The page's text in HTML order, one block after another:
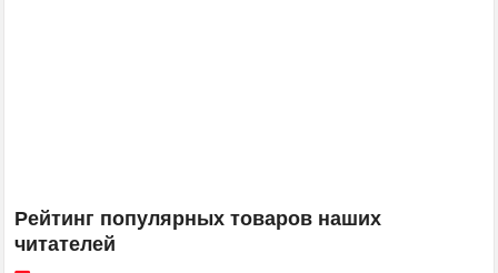
Рейтинг популярных товаров наших
читателей